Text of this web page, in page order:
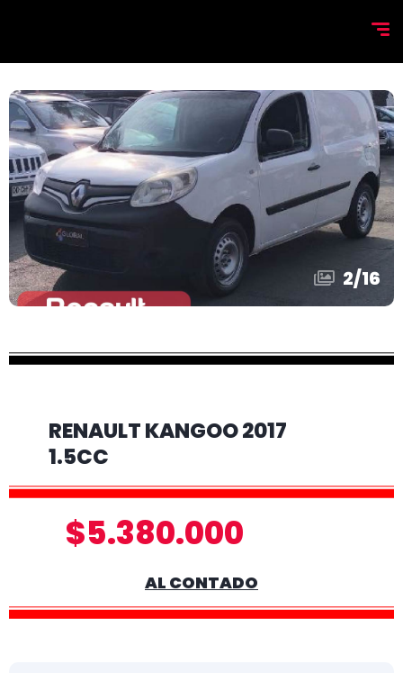
2/16
RENAULT KANGOO 2017
1.5CC
$5.380.000
AL CONTADO